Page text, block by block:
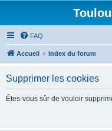
FAQ
Accueil Index du forum
Supprimer les cookies
Êtes-vous sûr de vouloir